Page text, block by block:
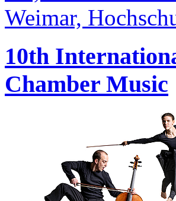
Weimar,
10th
Chamber Music